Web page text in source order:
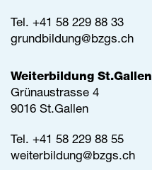
Tel. +41 58 229 88 33
grundbildung@bzgs.ch
Weiterbildung St.Gallen
Grünaustrasse 4
9016 St.Gallen
Tel. +41 58 229 88 55
weiterbildung@bzgs.ch